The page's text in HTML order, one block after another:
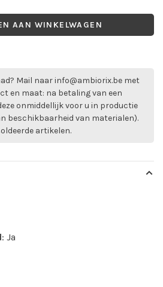
AAN WINKELWAGEN
Mail naarinfo@ambiorix.be met
en maat: na betaling van een
onmiddellijk voor u in productie
beschikbaarheid van materialen).
artikelen.
: Ja